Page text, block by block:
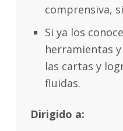
comprensiva,
Si ya los
herramientas
las cartas y
fluidas.
Dirigido a: